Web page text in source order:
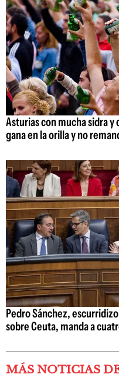
Asturias con mucha sidra y
gana en la orilla y no
Pedro Sánchez,
sobre Ceuta, manda a
MÁS NOTICIAS